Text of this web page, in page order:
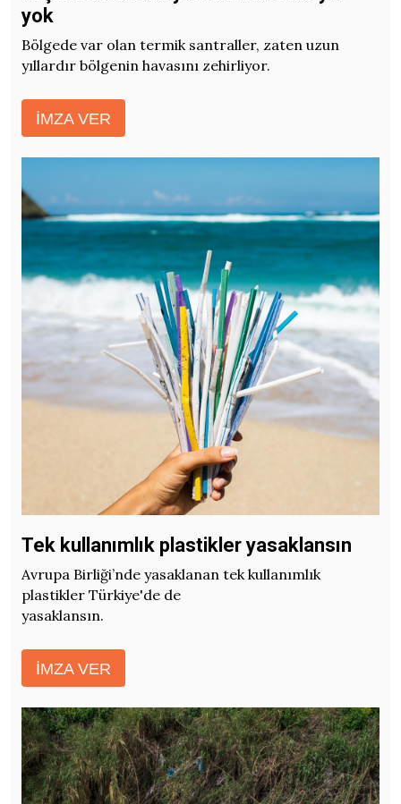
yok
Bölgede var olan termik santraller, zaten uzun
yıllardır bölgenin havasını zehirliyor.
İMZA VER
Tek kullanımlık plastikler yasaklansın
Avrupa Birliği’nde yasaklanan tek kullanımlık
plastikler Türkiye'de de
yasaklansın.
İMZA VER